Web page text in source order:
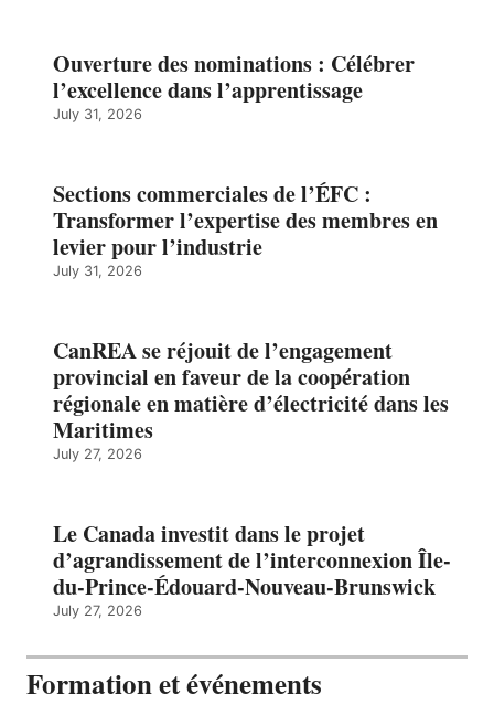
Ouverture des nominations : Célébrer
l’excellence dans l’apprentissage
July 31, 2026
Sections commerciales de l’ÉFC :
Transformer l’expertise des membres en
levier pour l’industrie
July 31, 2026
CanREA se réjouit de l’engagement
provincial en faveur de la coopération
régionale en matière d’électricité dans les
Maritimes
July 27, 2026
Le Canada investit dans le projet
d’agrandissement de l’interconnexion Île-
du-Prince-Édouard-Nouveau-Brunswick
July 27, 2026
Formation et événements